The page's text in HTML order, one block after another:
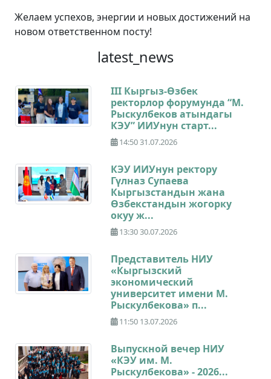
Желаем успехов, энергии и новых достижений на
новом ответственном посту!
latest_news
III Кыргыз-Өзбек
ректорлор форумунда “М.
Рыскулбеков атындагы
КЭУ” ИИУнун старт...
14:50 31.07.2026
КЭУ ИИУнун ректору
Гүлназ Супаева
Кыргызстандын жана
Өзбекстандын жогорку
окуу ж...
13:30 30.07.2026
Представитель НИУ
«Кыргызский
экономический
университет имени М.
Рыскулбекова» п...
11:50 13.07.2026
Выпускной вечер НИУ
«КЭУ им. М.
Рыскулбекова» - 2026...